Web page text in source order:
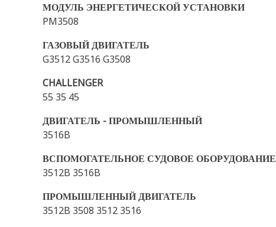
МОДУЛЬ ЭНЕРГЕТИЧЕСКОЙ УСТАНОВКИ
PM3508
ГАЗОВЫЙ ДВИГАТЕЛЬ
G3512 G3516 G3508
CHALLENGER
55 35 45
ДВИГАТЕЛЬ - ПРОМЫШЛЕННЫЙ
3516B
ВСПОМОГАТЕЛЬНОЕ СУДОВОЕ ОБОРУДОВАНИЕ
3512B 3516B
ПРОМЫШЛЕННЫЙ ДВИГАТЕЛЬ
3512B 3508 3512 3516